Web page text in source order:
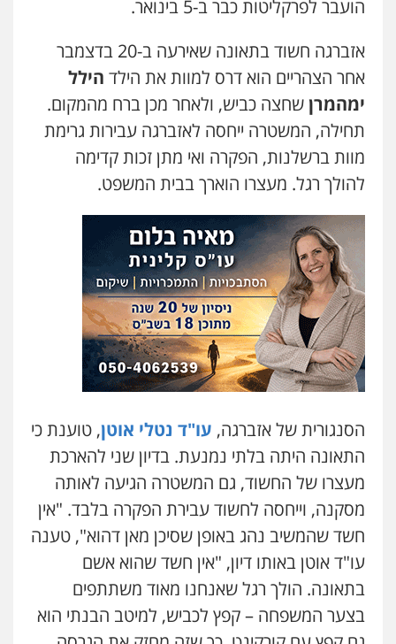
עו"ד פיני פישלר
תעבורה
0505234000
הועבר לפרקליטות כבר ב-5 בינואר.
אזברגה חשוד בתאונה שאירעה ב-20 בדצמבר
אחר הצהריים הוא דרס למוות את הילד הילל
ימהמרןשחצה כביש, ולאחר מכן ברח מהמקום.
תחילה, המשטרה ייחסה לאזברגה עבירות גרימת
מוות ברשלנות, הפקרה ואי מתן זכות קדימה
להולך רגל. מעצרו הוארך בבית המשפט.
הסנגורית של אזברגה, עו"ד נטלי אוטן, טוענת כי
התאונה היתה בלתי נמנעת. בדיון שני להארכת
מעצרו של החשוד, גם המשטרה הגיעה לאותה
מסקנה, וייחסה לחשוד עבירת הפקרה בלבד. "אין
חשד שהמשיב נהג באופן שסיכן מאן דהוא", טענה
עו"ד אוטן באותו דיון, "אין חשד שהוא אשם
בתאונה. הולך רגל שאנחנו מאוד משתתפים
בצער המשפחה – קפץ לכביש, למיטב הבנתי הוא